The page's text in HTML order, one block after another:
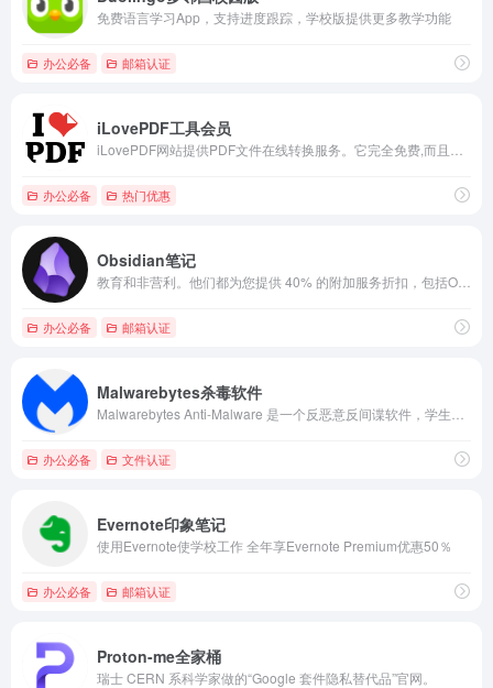
免费语言学习App，支持进度跟踪，学校版提供更多教学功能
办公必备 邮箱认证
iLovePDF工具会员
办公必备 热门优惠
Obsidian笔记
办公必备 邮箱认证
Malwarebytes杀毒软件
办公必备 文件认证
Evernote印象笔记
使用Evernote使学校工作 全年享Evernote Premium优惠50％
办公必备 邮箱认证
Proton-me全家桶
瑞士 CERN 系科学家做的“Google 套件隐私替代品”官网。